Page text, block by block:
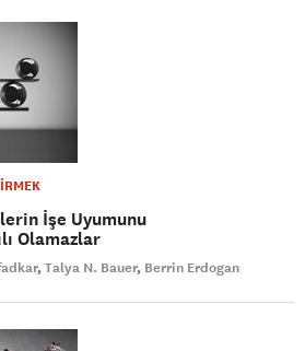
İşe Uyumunu
Olamazlar
Talya N. Bauer Berrin Erdogan